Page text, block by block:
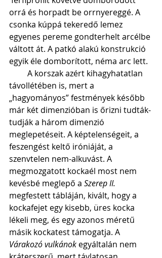
orrá és horpadt be orrnyereggé. A
csonka kúppá tekeredő lemez
egyenes pereme gondterhelt arcélbe
váltott át. A patkó alakú konstrukció
egyik éle domborított, néma arc lett.
távollétében is, mert a
„hagyományos” festmények később
már két dimenzióban is őrizni tudták-
tudják a három dimenzió
meglepetéseit. A képtelenségeit, a
feszengést keltő iróniáját, a
szenvtelen nem-alkuvást. A
megmozgatott kockaél most nem
kevésbé meglepő a Szerep II.
megfestett tábláján, kivált, hogy a
kockafejet egy kisebb, üres kocka
lékeli meg, és egy azonos méretű
másik kockatest támogatja. A
Várakozó vulkánok egyáltalán nem